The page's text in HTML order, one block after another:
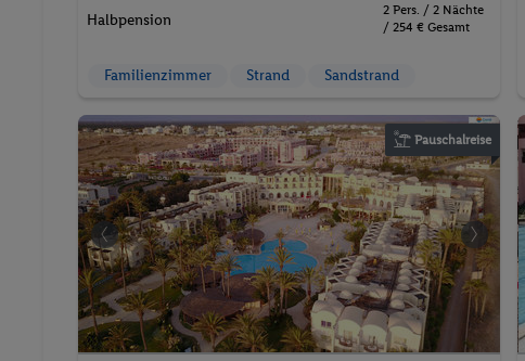
Halbpension
2 Pers. / 2 Nächte
/ 254 € Gesamt
Familienzimmer Strand Sandstrand
Pauschalreise